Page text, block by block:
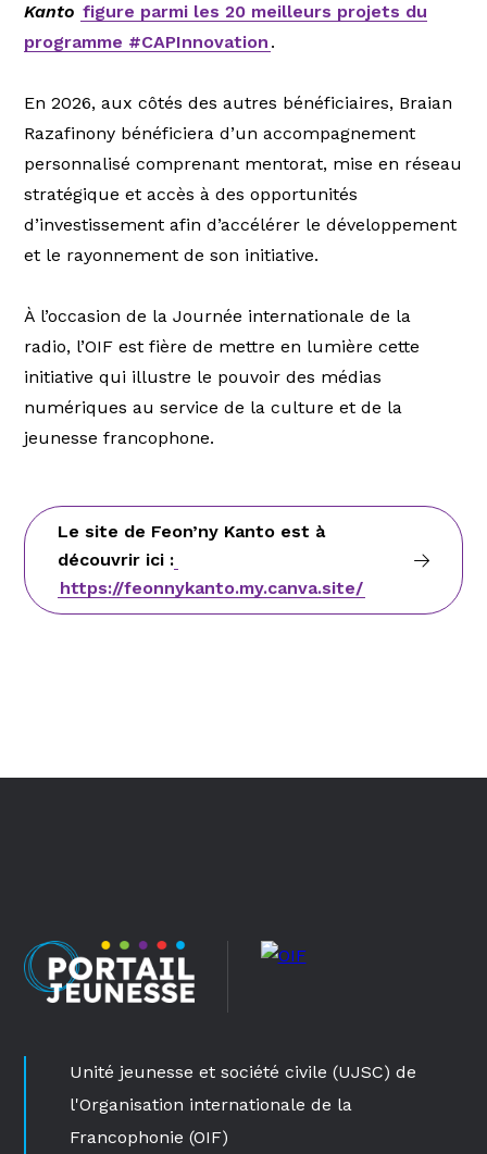
Kanto figure parmi les 20 meilleurs projets du
programme #CAPInnovation .
En 2026, aux côtés des autres bénéficiaires, Braian
Razafinony bénéficiera d’un accompagnement
personnalisé comprenant mentorat, mise en réseau
stratégique et accès à des opportunités
d’investissement afin d’accélérer le développement
et le rayonnement de son initiative.
À l’occasion de la Journée internationale de la
radio, l’OIF est fière de mettre en lumière cette
initiative qui illustre le pouvoir des médias
numériques au service de la culture et de la
jeunesse francophone.
Le site de Feon’ny Kanto est à
découvrir ici :
https://feonnykanto.my.canva.site/
Unité jeunesse et société civile (UJSC) de
l'Organisation internationale de la
Francophonie (OIF)